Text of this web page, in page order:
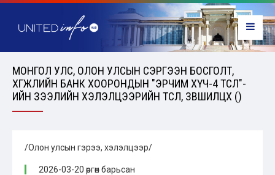
МОНГОЛ УЛС, ОЛОН УЛСЫН СЭРГЭЭН БОСГОЛТ,
ХӨГЖЛИЙН БАНК ХООРОНДЫН "ЭРЧИМ ХҮЧ-4 ТӨСӨЛ"-
ИЙН ЗЭЭЛИЙН ХЭЛЭЛЦЭЭРИЙН ТӨСӨЛ, ЗӨВШИЛЦӨХ ()
/Олон улсын гэрээ, хэлэлцээр/
2026-03-20 өргөн барьсан